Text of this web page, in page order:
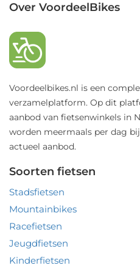
Over VoordeelBikes
Voordeelbikes.nl is een
verzamelplatform. Op dit
aanbod van fietsenwinkels in
worden meermaals per dag
actueel aanbod.
Soorten fietsen
Stadsfietsen
Mountainbikes
Racefietsen
Jeugdfietsen
Kinderfietsen